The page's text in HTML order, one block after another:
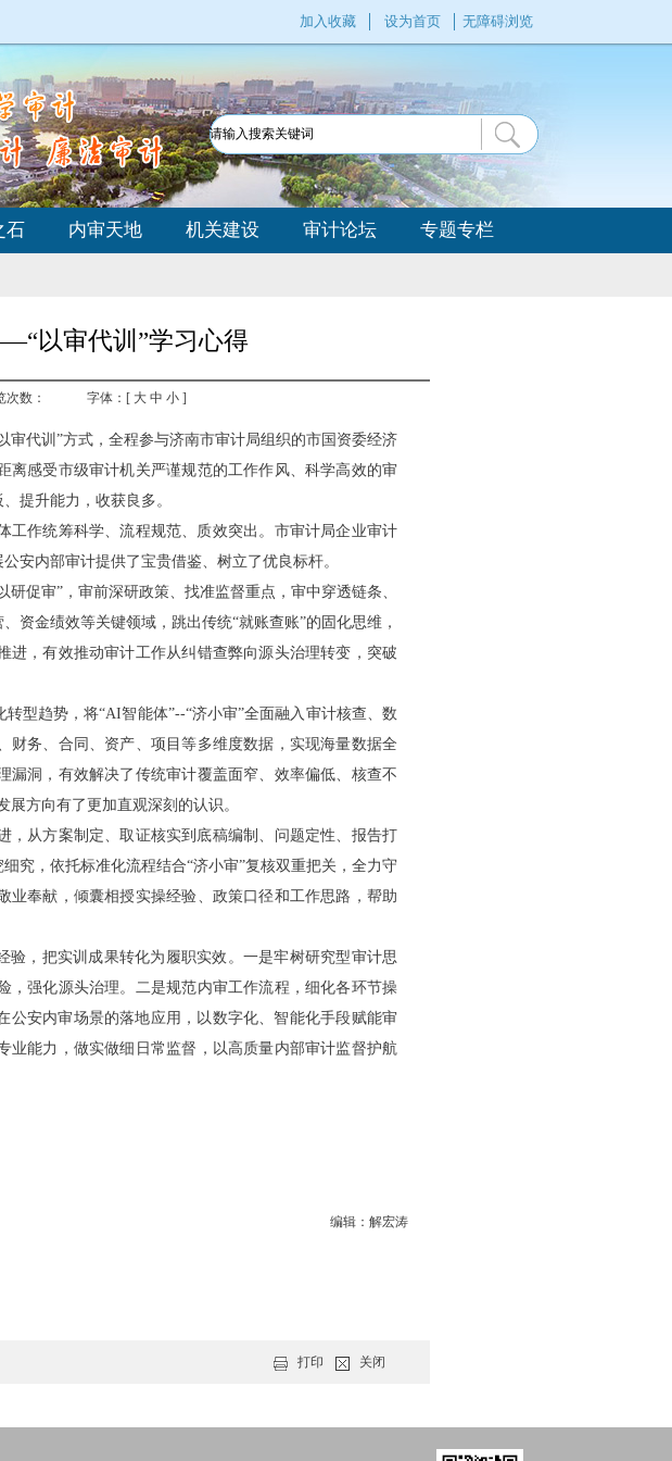
加入收藏 设为首页 无障碍浏览
石 内审天地 机关建设 审计论坛 专题专栏
以审代训”学习心得
次数： 字体：[ 大 中 小]
代训”方式，全程参与济南市审计局组织的市国资委经济
离感受市级审计机关严谨规范的工作作风、科学高效的审
提升能力，收获良多。
作统筹科学、流程规范、质效突出。市审计局企业审计
安内部审计提供了宝贵借鉴、树立了优良标杆。
研促审”，审前深研政策、找准监督重点，审中穿透链条、
资金绩效等关键领域，跳出传统“就账查账”的固化思维，
，有效推动审计工作从纠错查弊向源头治理转变，突破
型趋势，将“AI智能体”--“济小审”全面融入审计核查、数
务、合同、资产、项目等多维度数据，实现海量数据全
洞，有效解决了传统审计覆盖面窄、效率偏低、核查不
方向有了更加直观深刻的认识。
，从方案制定、取证核实到底稿编制、问题定性、报告打
究，依托标准化流程结合“济小审”复核双重把关，全力守
奉献，倾囊相授实操经验、政策口径和工作思路，帮助
验，把实训成果转化为履职实效。一是牢树研究型审计思
，强化源头治理。二是规范内审工作流程，细化各环节操
公安内审场景的落地应用，以数字化、智能化手段赋能审
业能力，做实做细日常监督，以高质量内部审计监督护航
编辑：解宏涛
打印 关闭